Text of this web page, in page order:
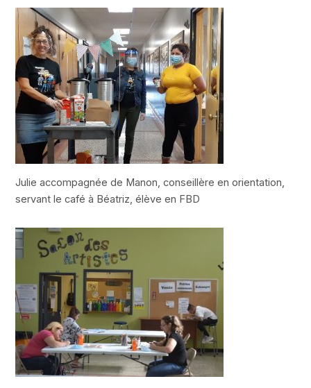
Julie accompagnée de Manon, conseillère en orientation,
servant le café à Béatriz, élève en FBD